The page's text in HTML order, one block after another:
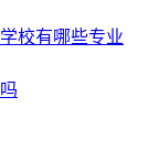
校有哪些专业